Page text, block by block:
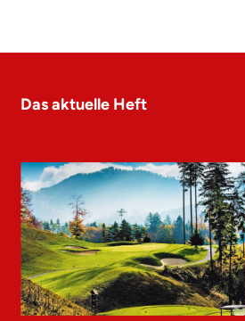
Das aktuelle Heft